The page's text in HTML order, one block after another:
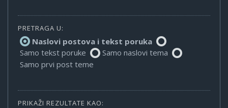
PRETRAGA U:
Naslovi postova i tekst poruka
Samo tekst poruke
Samo naslovi tema
Samo prvi post teme
PRIKAŽI REZULTATE KAO: